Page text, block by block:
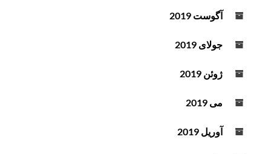
آگوست 2019
جولای 2019
ژوئن 2019
می 2019
آوریل 2019